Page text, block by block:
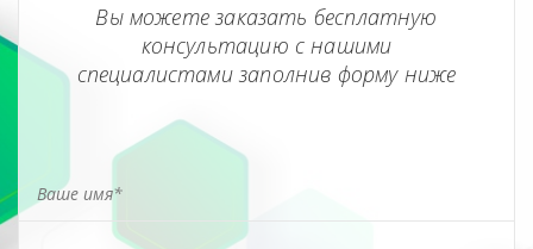
Вы можете заказать бесплатную
консультацию с нашими
специалистами заполнив форму ниже